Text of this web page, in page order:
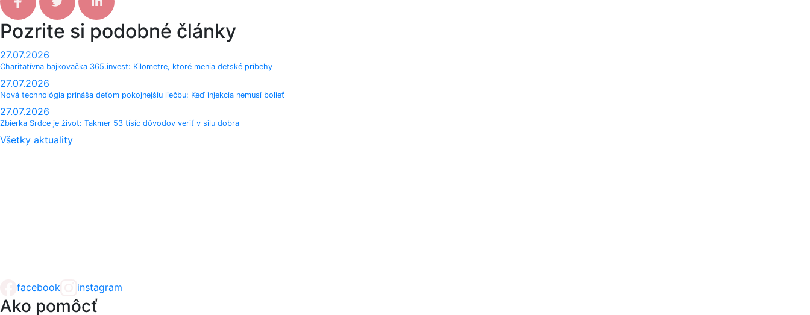
Pozrite si podobné články
27.07.2026
Charitatívna bajkovačka 365.invest: Kilometre, ktoré menia detské príbehy
27.07.2026
Nová technológia prináša deťom pokojnejšiu liečbu: Keď injekcia nemusí bolieť
27.07.2026
Zbierka Srdce je život: Takmer 53 tísíc dôvodov veriť v silu dobra
Všetky aktuality
facebook instagram
Ako pomôcť